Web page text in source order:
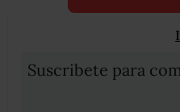
Suscribete para